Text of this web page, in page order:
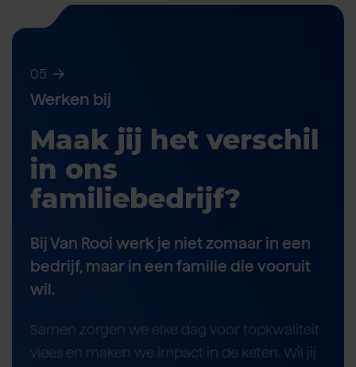
05
Werken bij
Maak jij het verschil
in ons
familiebedrijf?
Bij Van Rooi werk je niet zomaar in een
bedrijf, maar in een familie die vooruit
wil.
Samen zorgen we elke dag voor topkwaliteit
vlees en maken we impact in de keten. Wil jij